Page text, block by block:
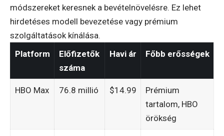
módszereket keresnek a bevételnövelésre. Ez lehet
hirdetéses modell bevezetése vagy prémium
szolgáltatások kínálása.
Platform
Előfizetők
száma
Havi ár Főbb erősségek
HBO Max 76.8 millió $14.99
Prémium
tartalom, HBO
örökség